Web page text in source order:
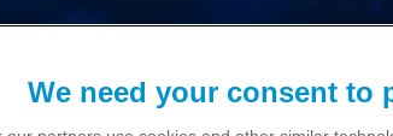
We need your consent to